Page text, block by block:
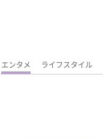
エンタメ ライフスタイル